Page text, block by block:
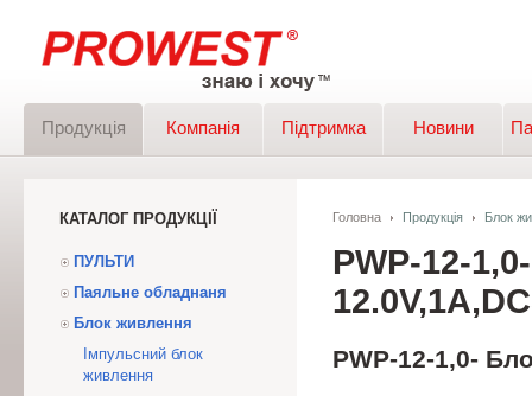
Продукція Компанія Підтримка Новини
КАТАЛОГ ПРОДУКЦІЇ
ПУЛЬТИ
Паяльне обладнаня
Блок живлення
Імпульсний блок
живлення
Головна Продукція Блок
PWP-12-
PWP-12-1,0-